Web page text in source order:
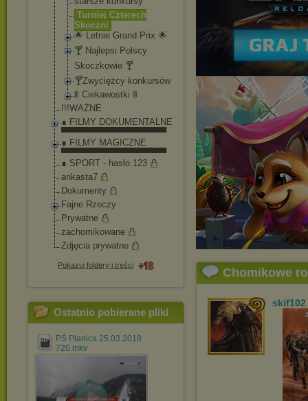
Turniej Czterech
Skoczni
🌟 Letnie Grand Prix 🌟
🍸 Najlepsi Polscy
Skoczkowie 🍸
🍸Zwyciężcy konkursów
🚦 Ciekawostki 🚦
!!!WAŻNE
∎ FILMY DOKUMENTALNE
▀▀▀▀▀▀▀▀▀▀▀▀▀▀▀▀▀
∎ FILMY MAGICZNE
▀▀▀▀▀▀▀▀▀▀▀▀▀▀▀▀▀
∎ SPORT - hasło 123
ankasta7
Dokumenty
Fajne Rzeczy
Prywatne
zachomikowane
Zdjęcia prywatne
Pokazuj foldery i treści
Ostatnio pobierane pliki
PŚ Planica 25.03.2018
720.mkv
Chomikowe
skif102